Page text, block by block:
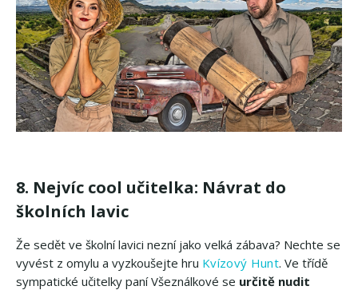
8. Nejvíc cool učitelka: Návrat do
školních lavic
Že sedět ve školní lavici nezní jako velká zábava? Nechte se
vyvést z omylu a vyzkoušejte hru Kvízový Hunt. Ve třídě
sympatické učitelky paní Všeználkové se určitě nudit